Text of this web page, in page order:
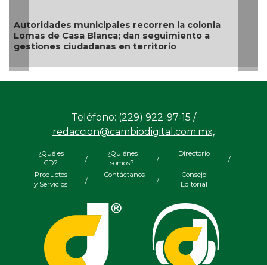
recorren la colonia
dan seguimiento a
en territorio
Teléfono: (229) 922-97-15 /
redaccion@cambiodigital.com.mx,
¿Qué es
CD?
/
¿Quiénes
somos?
/
Directorio
/
Productos
y Servicios
/
Contáctanos
/
Consejo
Editorial